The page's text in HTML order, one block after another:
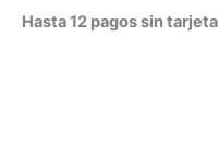
Hasta 12 pagos sin tarjeta